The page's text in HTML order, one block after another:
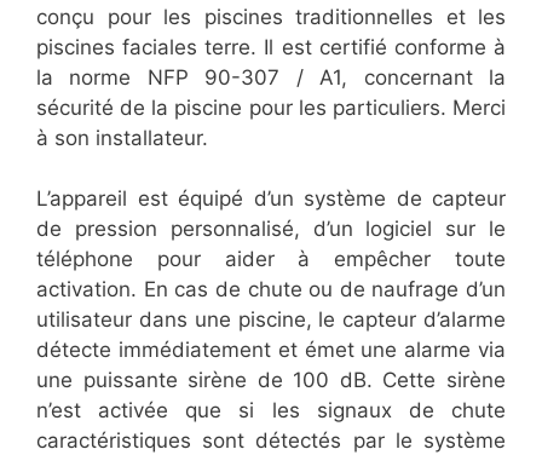
conçu pour les piscines traditionnelles et les
piscines faciales terre. Il est certifié conforme à
la norme NFP 90-307 / A1, concernant la
sécurité de la piscine pour les particuliers. Merci
à son installateur.
L’appareil est équipé d’un système de capteur
de pression personnalisé, d’un logiciel sur le
téléphone pour aider à empêcher toute
activation. En cas de chute ou de naufrage d’un
utilisateur dans une piscine, le capteur d’alarme
détecte immédiatement et émet une alarme via
une puissante sirène de 100 dB. Cette sirène
n’est activée que si les signaux de chute
caractéristiques sont détectés par le système